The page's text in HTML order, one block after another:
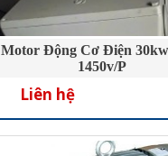
Motor Động Cơ Điện
1450v/p
Liên hệ